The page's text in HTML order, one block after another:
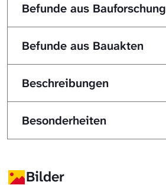
Befunde aus Bauforschung
Befunde aus Bauakten
Beschreibungen
Besonderheiten
Bilder